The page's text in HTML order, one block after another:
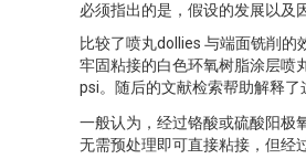
必须指出的是，假设的发展以及
比较了喷丸dollies 与端面铣削
牢固粘接的白色环氧树脂涂层喷
psi。随后的文献检索帮助解释了
一般认为，经过铬酸或硫酸阳极
无需预处理即可直接粘接，但经